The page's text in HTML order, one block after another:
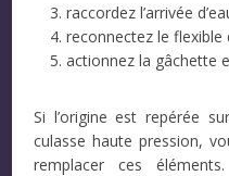
raccordez l’arrivée
reconnectez le flexible
actionnez la gâchette
Si l’origine est repérée
culasse haute pression,
remplacer ces